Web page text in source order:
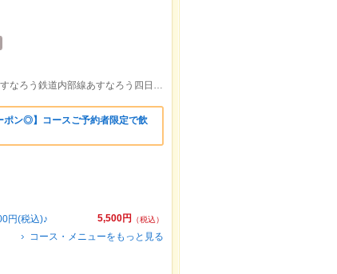
近鉄近鉄四日市駅北口より徒歩約5分/四日市あすなろう鉄道内部線あすなろう四日市駅北口より徒歩約5分
ポン◎】コースご予約者限定で飲
5,500円
（税込）
円(税込)♪
コース・メニューをもっと見る